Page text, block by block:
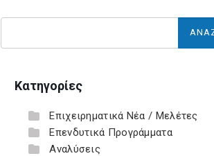
Κατηγορίες
Επιχειρηματικά Νέα / Μελέτες
Επενδυτικά Προγράμματα
Αναλύσεις